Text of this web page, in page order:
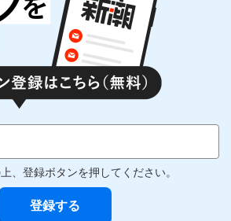
、登録ボタンを押してください。